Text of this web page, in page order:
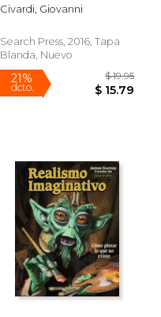
dcto.
Inglés)
Civardi, Giovanni
Search Press, 2016, Tapa
Blanda, Nuevo